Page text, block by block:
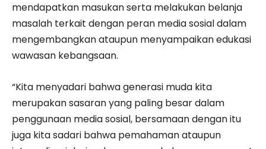
mendapatkan masukan serta melakukan belanja
masalah terkait dengan peran media sosial dalam
mengembangkan ataupun menyampaikan edukasi
wawasan kebangsaan.
“Kita menyadari bahwa generasi muda kita
merupakan sasaran yang paling besar dalam
penggunaan media sosial, bersamaan dengan itu
juga kita sadari bahwa pemahaman ataupun